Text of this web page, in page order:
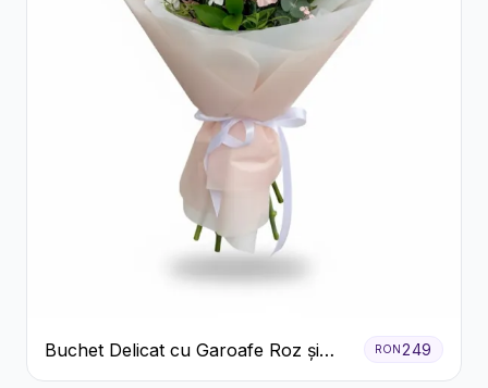
Buchet Delicat cu Garoafe Roz și
Crizanteme Albe
RON 249